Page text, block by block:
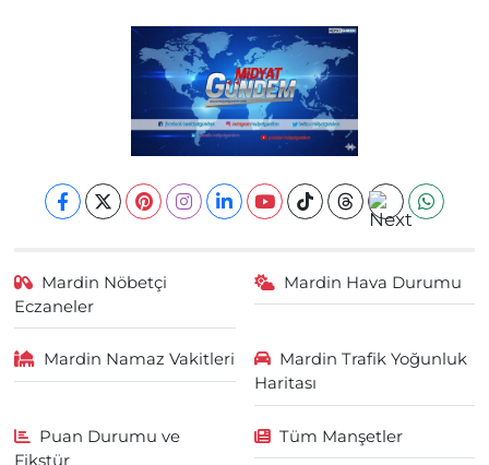
Mardin Nöbetçi
Eczaneler
Mardin Hava Durumu
Mardin Namaz Vakitleri
Mardin Trafik Yoğunluk
Haritası
Puan Durumu ve
Fikstür
Tüm Manşetler